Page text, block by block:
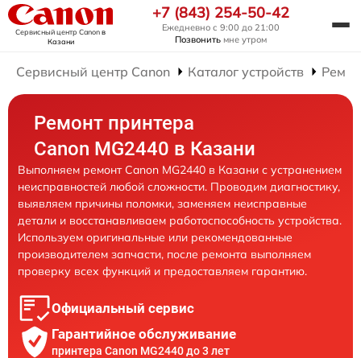
Сервисный центр Canonв
Казани
+7 (843) 254-50-42
Ежедневно с 9:00 до 21:00
Позвонить мне утром
Сервисный центр Canon Каталог устройств
Ремонт принтера
Canon MG2440 в Казани
Выполняем ремонт Canon MG2440 в Казани с устранением
неисправностей любой сложности. Проводим диагностику,
выявляем причины поломки, заменяем неисправные
детали и восстанавливаем работоспособность устройства.
Используем оригинальные или рекомендованные
производителем запчасти, после ремонта выполняем
проверку всех функций и предоставляем гарантию.
Официальный сервис
Гарантийное обслуживание
принтера Canon MG2440 до 3 лет